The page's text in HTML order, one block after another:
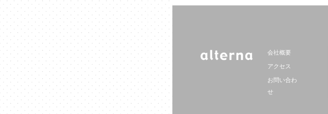
会社概要
アクセス
お問い合わ
せ